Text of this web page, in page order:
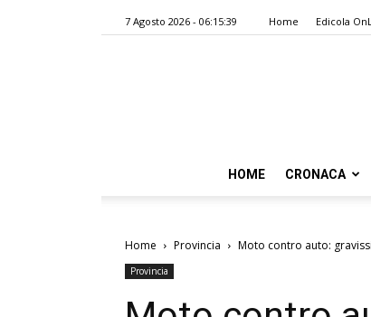
7 Agosto 2026 - 06:15:39 Home Edicola
HOME CRONACA
Home Provincia Moto contro auto:
Provincia